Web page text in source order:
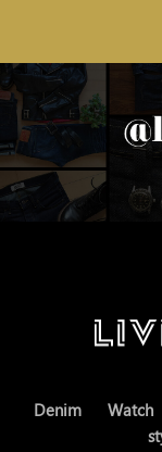
Denim Watch